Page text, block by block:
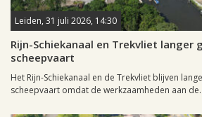
Leiden, 31 juli 2026, 14:30
Rijn-Schiekanaal en Trekvliet langer
scheepvaart
Het Rijn-Schiekanaal en de Trekvliet blijven
scheepvaart omdat de werkzaamheden aan